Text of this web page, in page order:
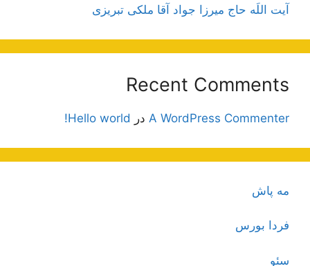
آیت اللَه حاج میرزا جواد آقا ملکی تبریزی
Recent Comments
A WordPress Commenter در Hello world!
مه پاش
فردا بورس
سئو